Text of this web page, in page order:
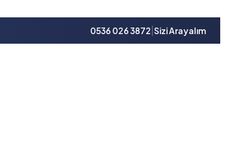
0536 026 3872 Sizi Arayalım